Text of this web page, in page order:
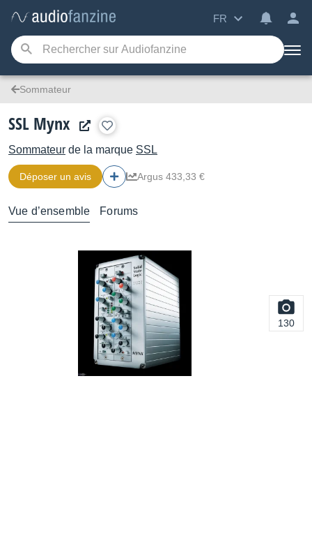
FR
Sommateur
SSL Mynx
Sommateur de la marque SSL
Déposer un avis Argus 433,33 €
Vue d’ensemble Forums
130